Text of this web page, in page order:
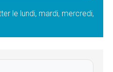
le lundi, mardi, mercredi,